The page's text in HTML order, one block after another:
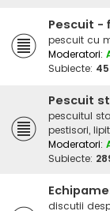
Pescuit -
pescuit cu
Moderatori:
Subiecte:
Pescuit
pescuitul
pestisori,
Moderatori:
Subiecte:
discutii